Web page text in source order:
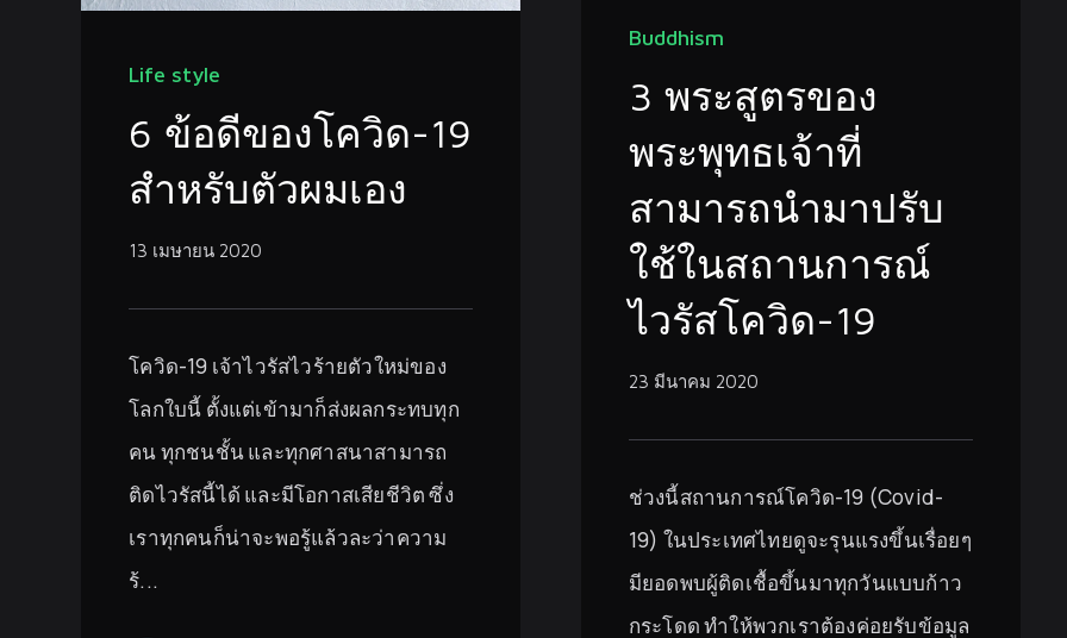
Life style
6 ข้อดีของโควิด-19
สำหรับตัวผมเอง
13 เมษายน 2020
โควิด-19 เจ้าไวรัสไวร้ายตัวใหม่ของ
โลกใบนี้ ตั้งแต่เข้ามาก็ส่งผลกระทบทุก
คน ทุกชนชั้น และทุกศาสนาสามารถ
ติดไวรัสนี้ได้ และมีโอกาสเสียชีวิต ซึ่ง
เราทุกคนก็น่าจะพอรู้แล้วละว่าความ
ร้...
Buddhism
3 พระสูตรของ
พระพุทธเจ้าที่
สามารถนำมาปรับ
ใช้ในสถานการณ์
ไวรัสโควิด-19
23 มีนาคม 2020
ช่วงนี้สถานการณ์โควิด-19 (Covid-
19) ในประเทศไทยดูจะรุนแรงขึ้นเรื่อยๆ
มียอดพบผู้ติดเชื้อขึ้นมาทุกวันแบบก้าว
กระโดด ทำให้พวกเราต้องค่อยรับข้อมูล